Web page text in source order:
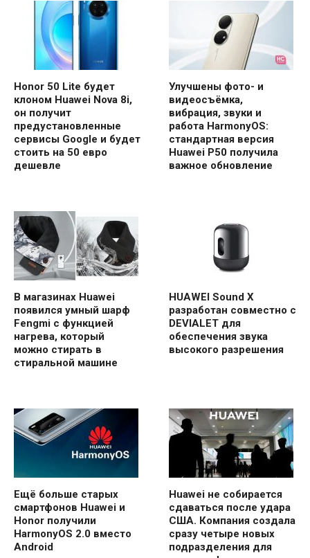
Honor 50 Lite будет
клоном Huawei Nova 8i,
он получит
предустановленные
сервисы Google и будет
стоить на 50 евро
дешевле
Улучшены фото- и
видеосъёмка,
вибрация, звуки и
работа HarmonyOS:
стандартная версия
Huawei P50 получила
важное обновление
В магазинах Huawei
появился умный шарф
Fengmi с функцией
нагрева, который
можно стирать в
стиральной машине
HUAWEI Sound X
разработан совместно с
DEVIALET для
обеспечения звука
высокого разрешения
Ещё больше старых
смартфонов Huawei и
Honor получили
HarmonyOS 2.0 вместо
Android
Huawei не собирается
сдаваться после удара
США. Компания создала
сразу четыре новых
подразделения для